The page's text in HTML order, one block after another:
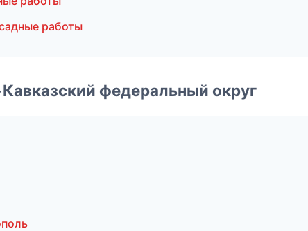
работы
федеральный округ